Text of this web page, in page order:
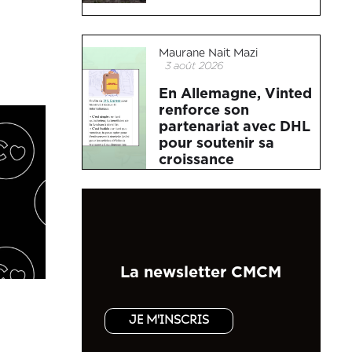
Maurane Nait Mazi
3 août 2026
En Allemagne, Vinted
renforce son
partenariat avec DHL
pour soutenir sa
croissance
La newsletter CMCM
JE M'INSCRIS